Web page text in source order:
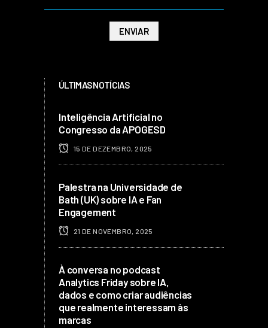
ÚLTIMAS NOTÍCIAS
Inteligência Artificial no
Congresso da APOGESD
15 DE DEZEMBRO, 2025
Palestra na Universidade de
Bath (UK) sobre IA e Fan
Engagement
21 DE NOVEMBRO, 2025
À conversa no podcast
Analytics Friday sobre IA,
dados e como criar audiências
que realmente interessam às
marcas